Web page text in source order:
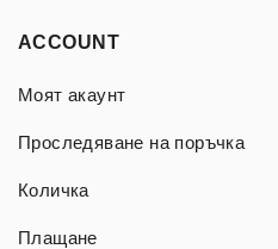
ACCOUNT
Моят акаунт
Проследяване на поръчка
Количка
Плащане